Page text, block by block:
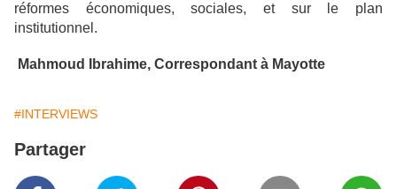
réformes économiques, sociales, et sur le plan
institutionnel.
Mahmoud Ibrahime, Correspondant à Mayotte
#INTERVIEWS
Partager